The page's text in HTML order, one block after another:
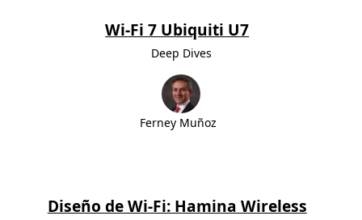
Wi-Fi 7 Ubiquiti U7
Deep Dives
Ferney Muñoz
Diseño de Wi-Fi: Hamina Wireless